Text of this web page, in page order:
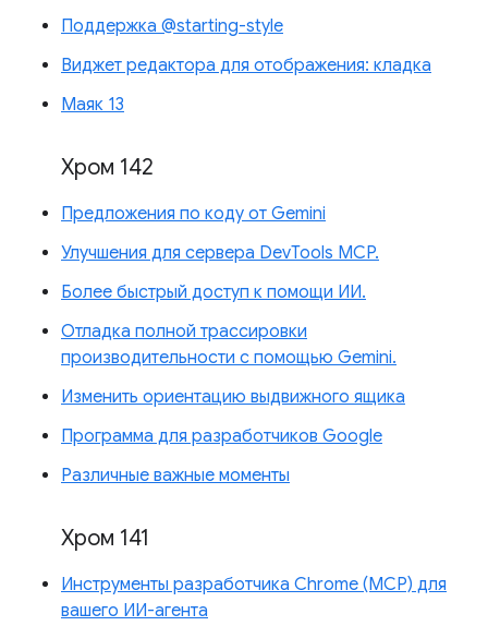
Поддержка @starting-style
Виджет редактора для отображения: кладка
Маяк 13
Хром 142
Предложения по коду от Gemini
Улучшения для сервера DevTools MCP.
Более быстрый доступ к помощи ИИ.
Отладка полной трассировки
производительности с помощью Gemini.
Изменить ориентацию выдвижного ящика
Программа для разработчиков Google
Различные важные моменты
Хром 141
Инструменты разработчика Chrome (MCP) для
вашего ИИ-агента